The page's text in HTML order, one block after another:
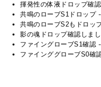
揮発性の体液ドロップ確
共鳴のローブS1ドロップ
共鳴のローブS2もドロッ
影の魂ドロップ確認しま
ファイングローブS1確認
ファインググローブS0確